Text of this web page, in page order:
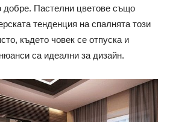
добре. Пастелни цветове също
тенденция на спалнята този
където човек се отпуска и
са идеални за дизайн.